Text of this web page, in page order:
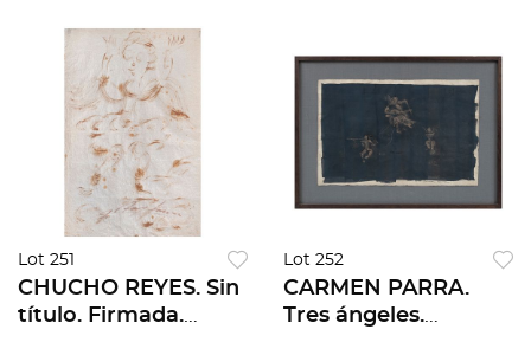
Lot 251
CHUCHO REYES. Sin
título. Firmada.
Lot 252
CARMEN PARRA.
Tres ángeles.